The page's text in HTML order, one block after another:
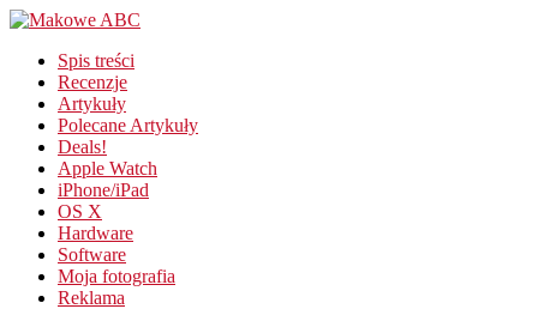
Spis treści
Recenzje
Artykuły
Polecane Artykuły
Deals!
Apple Watch
iPhone/iPad
OS X
Hardware
Software
Moja fotografia
Reklama